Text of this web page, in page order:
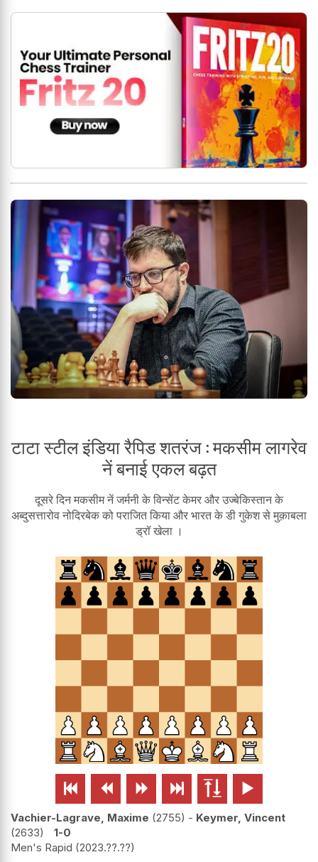
टाटा स्टील इंडिया रैपिड शतरंज : मकसीम लागरेव
नें बनाई एकल बढ़त
दूसरे दिन मकसीम नें जर्मनी के विन्सेंट केमर और उज्बेकिस्तान के
अब्दुसत्तारोव नोदिरबेक को पराजित किया और भारत के डी गुकेश से मुक़ाबला
ड्रॉ खेला ।
     
Vachier-Lagrave, Maxime 2755 - Keymer, Vincent
2633
1-0
Men's Rapid 2023.??.??